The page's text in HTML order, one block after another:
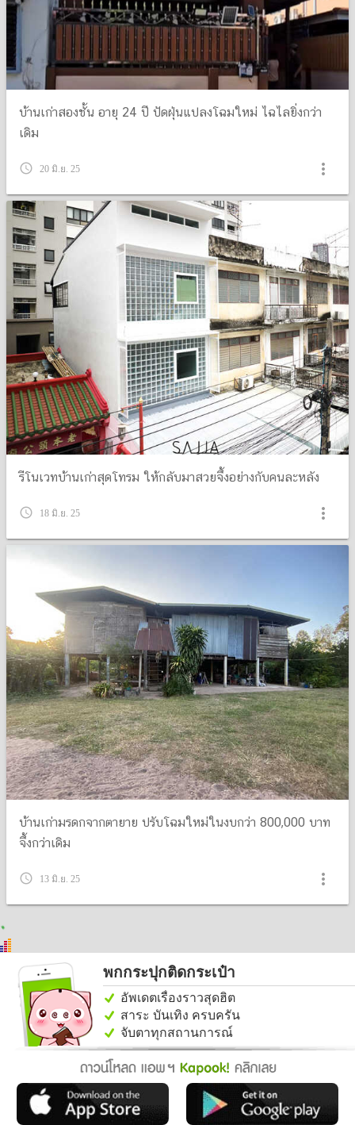
บ้านเก่าสองชั้น อายุ 24 ปี ปัดฝุ่นแปลงโฉมใหม่ ไฉไลยิ่งกว่า
เดิม
query_builder 20 มิ.ย. 25 more_vert
รีโนเวทบ้านเก่าสุดโทรม ให้กลับมาสวยจึ้งอย่างกับคนละหลัง
query_builder 18 มิ.ย. 25 more_vert
บ้านเก่ามรดกจากตายาย ปรับโฉมใหม่ในงบกว่า 800,000 บาท
จึ้งกว่าเดิม
query_builder 13 มิ.ย. 25 more_vert
พกกระปุกติดกระเป๋า
อัพเดตเรื่องราวสุดฮิต
สาระ บันเทิง ครบครัน
จับตาทุกสถานการณ์